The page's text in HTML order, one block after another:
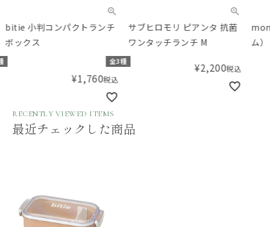
bitie 小判コンパクトランチ
ボックス
全3種
¥1,760税込
サブヒロモリ ピアンタ 抗菌
ワンタッチランチ M
¥2,200税込
ム
RECENTLY VIEWED ITEMS
最近チェックした商品